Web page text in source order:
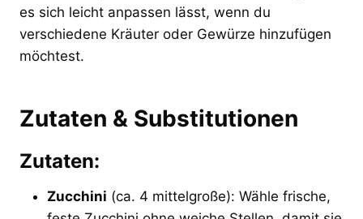
es sich leicht anpassen lässt, wenn du
verschiedene Kräuter oder Gewürze hinzufügen
möchtest.
Zutaten & Substitutionen
Zutaten:
Zucchini (ca. 4 mittelgroße): Wähle frische,